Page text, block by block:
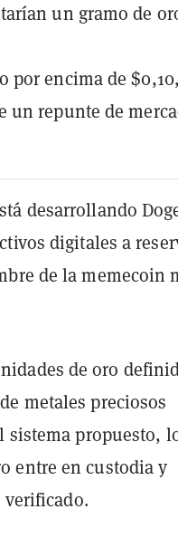
un gramo de
por encima de
un repunte de
desarrollando
digitales a
de la memecoin
de oro
metales preciosos
propuesto,
entre en custodia y